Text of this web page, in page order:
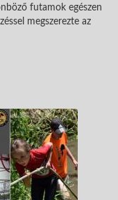
futamok egészen
megszerezte az